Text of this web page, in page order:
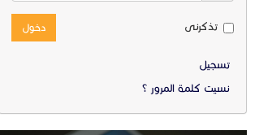
تذكرنى دخول
تسجيل
نسيت كلمة المرور ؟